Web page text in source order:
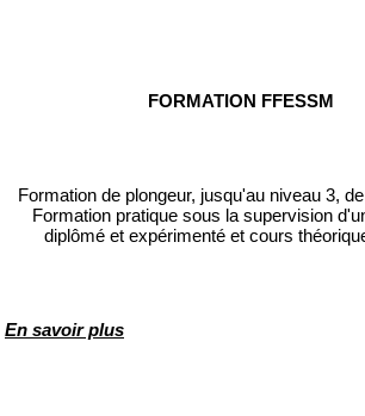
FORMATION FFESSM
Formation de plongeur, jusqu'au niveau 3,
Formation pratique sous la supervision
diplômé et expérimenté et cours
En savoir plus